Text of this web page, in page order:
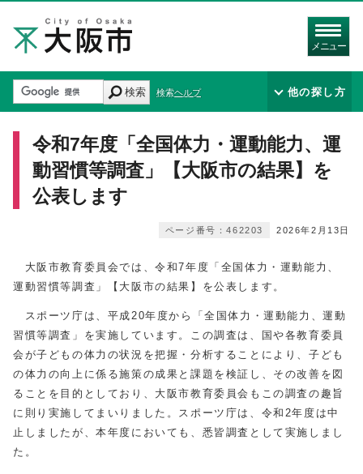
メニュー
検索 検索ヘルプ 他の探し方
令和7年度「全国体力・運動能力、運
動習慣等調査」【大阪市の結果】を
公表します
2026年2月13日
ページ番号：462203
大阪市教育委員会では、令和7年度「全国体力・運動能力、
運動習慣等調査」【大阪市の結果】を公表します。
スポーツ庁は、平成20年度から「全国体力・運動能力、運動
習慣等調査」を実施しています。この調査は、国や各教育委員
会が子どもの体力の状況を把握・分析することにより、子ども
の体力の向上に係る施策の成果と課題を検証し、その改善を図
ることを目的としており、大阪市教育委員会もこの調査の趣旨
に則り実施してまいりました。スポーツ庁は、令和2年度は中
止しましたが、本年度においても、悉皆調査として実施しまし
た。